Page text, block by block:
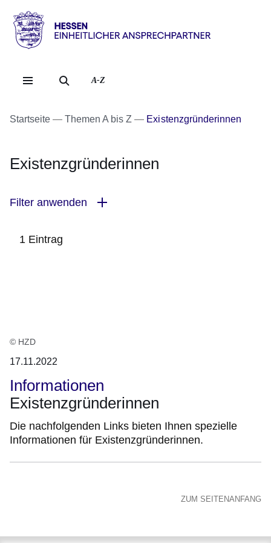
Direkt zum Kopf der
Direkt zum Inhalt
Direkt zum Fuß der
Hessen
Einheitlicher
Ansprechpartner
A-Z
Startseite Themen A bis Z Existenzgründerinnen
Existenzgründerinnen
Filter anwenden
1 Eintrag
© HZD
17.11.2022
Informationen
Existenzgründerinnen
Die nachfolgenden Links bieten Ihnen spezielle
Informationen für Existenzgründerinnen.
ZUM SEITENANFANG